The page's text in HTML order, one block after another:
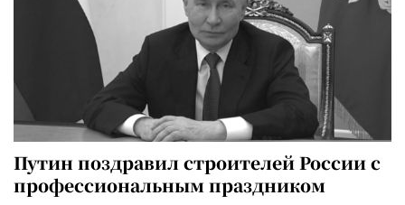
Путин поздравил строителей России с
профессиональным праздником